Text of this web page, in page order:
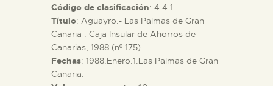
COLECCIONES
DIDÁCTICA
Código de clasificación: 4.4.1
Título: Aguayro.- Las Palmas de Gran
Canaria : Caja Insular de Ahorros de
Canarias, 1988 (nº 175)
Fechas: 1988.Enero.1.Las Palmas de Gran
Canaria.